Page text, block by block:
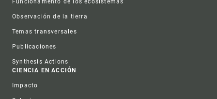
Funcionamento de los ecosistemas
Observación de la tierra
Temas transversales
Publicaciones
Synthesis Actions
CIENCIA EN ACCIÓN
Impacto